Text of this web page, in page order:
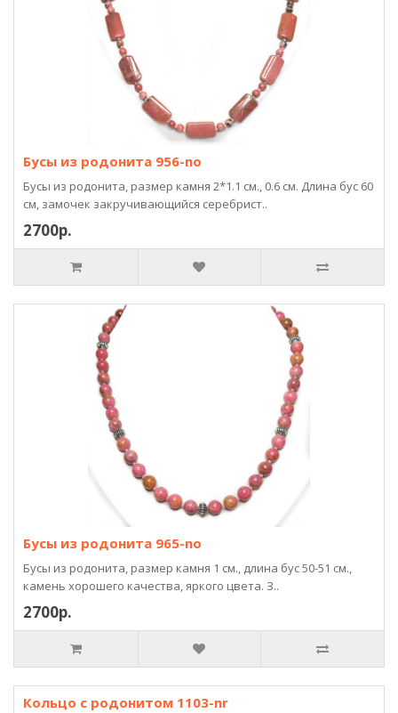
Бусы из родонита 956-no
Бусы из родонита, размер камня 2*1.1 см., 0.6 см. Длина бус 60
см, замочек закручивающийся серебрист..
2700р.
Бусы из родонита 965-no
Бусы из родонита, размер камня 1 см., длина бус 50-51 см.,
камень хорошего качества, яркого цвета. З..
2700р.
Кольцо с родонитом 1103-nr